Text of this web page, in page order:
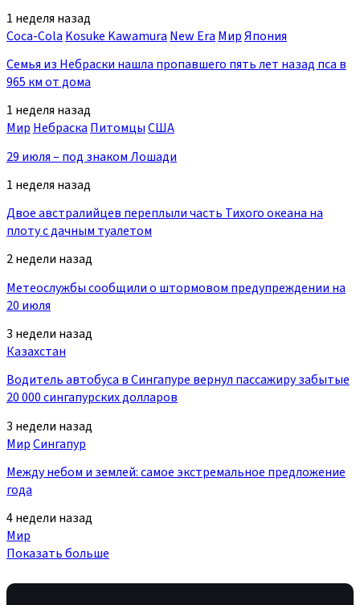
1 неделя назад
Coca-Cola Kosuke Kawamura New Era МирЯпония
Семья из Небраски нашла пропавшего пять лет назад пса в
965 км от дома
1 неделя назад
МирНебраскаПитомцыСША
29 июля – под знаком Лошади
1 неделя назад
Двое австралийцев переплыли часть Тихого океана на
плоту с дачным туалетом
2 недели назад
Метеослужбы сообщили о штормовом предупреждении на
20 июля
3 недели назад
Казахстан
Водитель автобуса в Сингапуре вернул пассажиру забытые
20 000 сингапурских долларов
3 недели назад
МирСингапур
Между небом и землей: самое экстремальное предложение
года
4 недели назад
Мир
Показать больше